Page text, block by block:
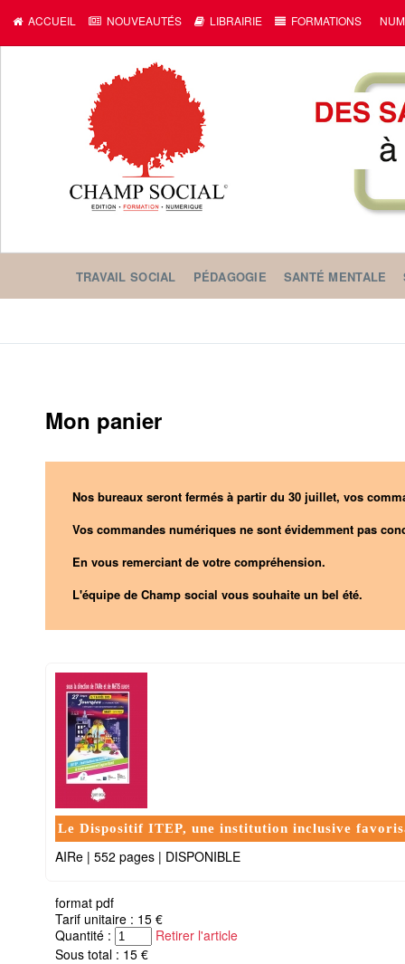
ACCUEIL NOUVEAUTÉS LIBRAIRIE FORMATIONS
TRAVAIL SOCIAL PÉDAGOGIE SANTÉ MENTALE
Mon panier
Nos bureaux seront fermés à partir du 30 juillet, vos
Vos commandes numériques ne sont évidemment pas
En vous remerciant de votre compréhension.
L'équipe de Champ social vous souhaite un bel été.
Le Dispositif ITEP, une institution inclusive
AIRe | 552 pages | DISPONIBLE
format pdf
Tarif unitaire : 15 €
Quantité :
Retirer l'article
Sous total : 15 €